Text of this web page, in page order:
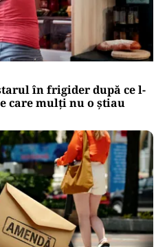
în frigider după ce l-
care mulți nu o știau